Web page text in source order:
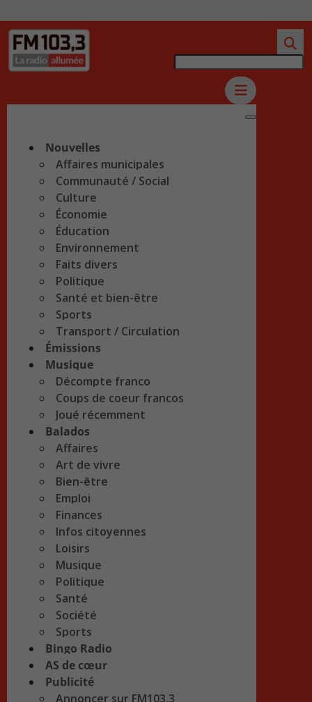
Nouvelles
Affaires municipales
Communauté / Social
Culture
Économie
Éducation
Environnement
Faits divers
Politique
Santé et bien-être
Sports
Transport / Circulation
Émissions
Musique
Décompte franco
Coups de coeur francos
Joué récemment
Balados
Affaires
Art de vivre
Bien-être
Emploi
Finances
Infos citoyennes
Loisirs
Musique
Politique
Santé
Société
Sports
Bingo Radio
AS de cœur
Publicité
Annoncer sur FM103,3